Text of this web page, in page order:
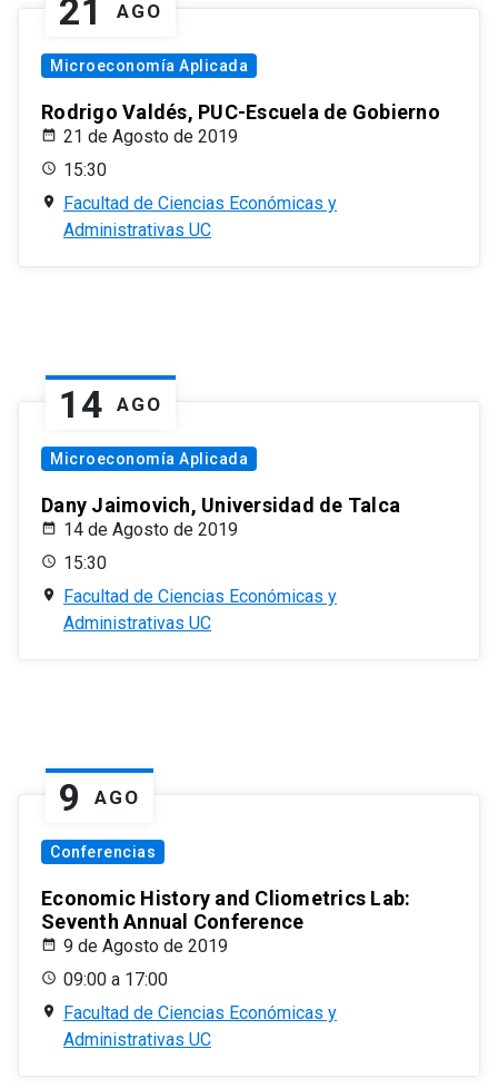
21 AGO
Microeconomía Aplicada
Rodrigo Valdés, PUC-Escuela de Gobierno
21 de Agosto de 2019
15:30
Facultad de Ciencias Económicas y
Administrativas UC
14 AGO
Microeconomía Aplicada
Dany Jaimovich, Universidad de Talca
14 de Agosto de 2019
15:30
Facultad de Ciencias Económicas y
Administrativas UC
9 AGO
Conferencias
Economic History and Cliometrics Lab:
Seventh Annual Conference
9 de Agosto de 2019
09:00 a 17:00
Facultad de Ciencias Económicas y
Administrativas UC